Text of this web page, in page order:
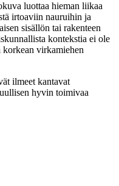
luottaa hieman liikaa
irtoaviin nauruihin ja
sisällön tai rakenteen
kontekstia ei ole
virkamiehen
ilmeet kantavat
hyvin toimivaa